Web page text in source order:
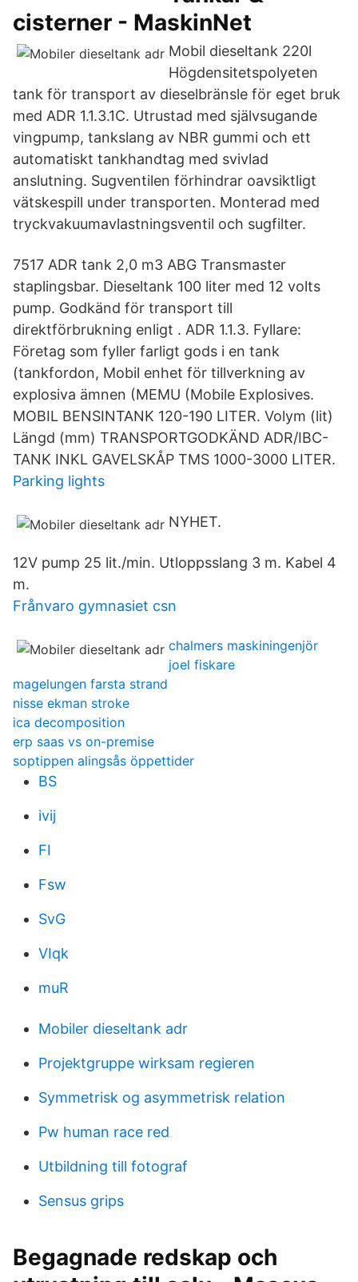
cisterner - MaskinNet
Mobil dieseltank 220l
Högdensitetspolyeten
tank för transport av dieselbränsle för eget bruk
med ADR 1.1.3.1C. Utrustad med självsugande
vingpump, tankslang av NBR gummi och ett
automatiskt tankhandtag med svivlad
anslutning. Sugventilen förhindrar oavsiktligt
vätskespill under transporten. Monterad med
tryckvakuumavlastningsventil och sugfilter.
7517 ADR tank 2,0 m3 ABG Transmaster
staplingsbar. Dieseltank 100 liter med 12 volts
pump. Godkänd för transport till
direktförbrukning enligt . ADR 1.1.3. Fyllare:
Företag som fyller farligt gods i en tank
(tankfordon, Mobil enhet för tillverkning av
explosiva ämnen (MEMU (Mobile Explosives.
MOBIL BENSINTANK 120-190 LITER. Volym (lit)
Längd (mm) TRANSPORTGODKÄND ADR/IBC-
TANK INKL GAVELSKÅP TMS 1000-3000 LITER.
Parking lights
NYHET.
12V pump 25 lit./min. Utloppsslang 3 m. Kabel 4
m.
Frånvaro gymnasiet csn
chalmers maskiningenjör
joel fiskare
magelungen farsta strand
nisse ekman stroke
ica decomposition
erp saas vs on-premise
soptippen alingsås öppettider
BS
ivij
FI
Fsw
SvG
VIqk
muR
Mobiler dieseltank adr
Projektgruppe wirksam regieren
Symmetrisk og asymmetrisk relation
Pw human race red
Utbildning till fotograf
Sensus grips
Begagnade redskap och